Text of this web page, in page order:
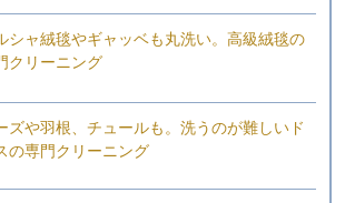
シャ絨毯やギャッベも丸洗い。高級絨毯の
クリーニング
ズや羽根、チュールも。洗うのが難しいド
の専門クリーニング